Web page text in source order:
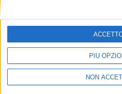
PIÙ
NON